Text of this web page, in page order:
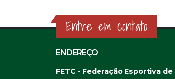
Entre em contato
ENDEREÇO
FETC - Federação Esportiva